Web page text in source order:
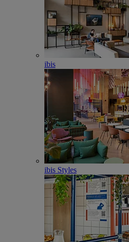
ibis
ibis Styles